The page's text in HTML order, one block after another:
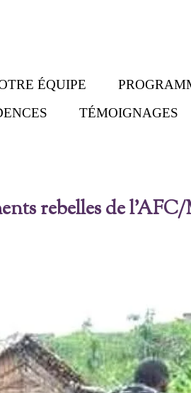
ÉQUIPE
TÉMOIGNAGES
rebelles de